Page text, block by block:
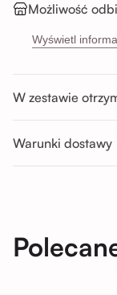
Możliwość
Sikorskiego
Godziny odbioru:
Pon-Sob : 11:00 -
Nd : 11:00 - 14:00;
Wyświetl
W zestawie
Warunki dostawy